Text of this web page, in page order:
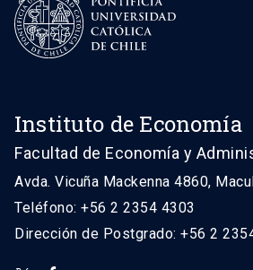
Instituto de Economía
Facultad de Economía y
Avda. Vicuña Mackenna 4860,
Teléfono: +56 2 2354 4303
Dirección de Postgrado: +56 2